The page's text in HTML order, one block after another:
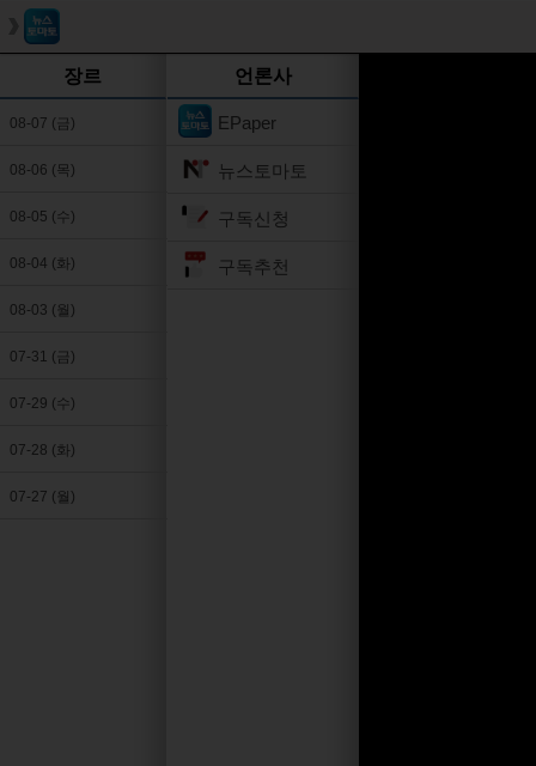
장르
08-07 (금)
08-06 (목)
08-05 (수)
08-04 (화)
08-03 (월)
07-31 (금)
07-29 (수)
07-28 (화)
07-27 (월)
언론사
EPaper
뉴스토마토
구독신청
구독추천